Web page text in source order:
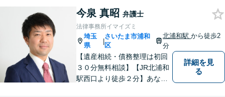
く感じがちな法律問題も、少
しずつ一緒に整理していきま
しょう。
今泉 真昭 弁護士
法律事務所イマイズミ
埼玉
県
|
さいたま市浦和
区
北浦和駅から徒歩2
分
【遺産相続・債務整理は初回
３０分無料相談】【JR北浦和
駅西口より徒歩２分】あなた
詳細を見
る